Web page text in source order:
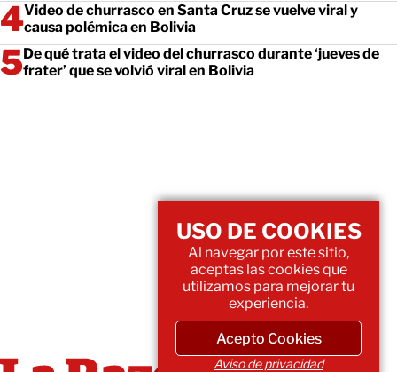
Video de churrasco en Santa Cruz se vuelve viral y
causa polémica en Bolivia
De qué trata el video del churrasco durante ‘jueves de
frater’ que se volvió viral en Bolivia
USO DE COOKIES
Al navegar por este sitio,
aceptas las cookies que
utilizamos para mejorar tu
experiencia.
Acepto Cookies
Aviso de privacidad